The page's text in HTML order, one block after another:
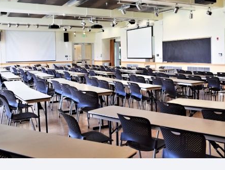
NOUTĂȚI
GALERIE